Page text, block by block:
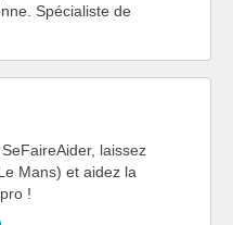
Spécialiste de
laissez
Mans) et aidez la
!